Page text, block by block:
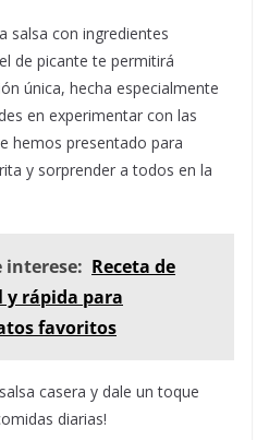
salsa con ingredientes
de picante te permitirá
única, hecha especialmente
en experimentar con las
hemos presentado para
y sorprender a todos en la
interese: Receta de
y rápida para
favoritos
casera y dale un toque
diarias!